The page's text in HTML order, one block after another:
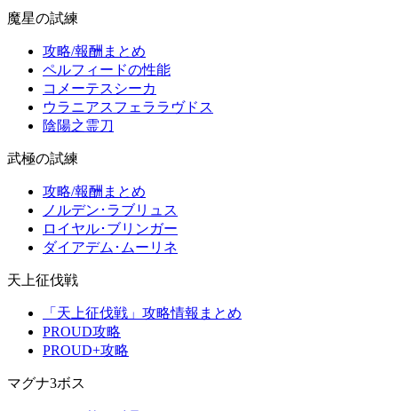
魔星の試練
攻略/報酬まとめ
ペルフィードの性能
コメーテスシーカ
ウラニアスフェララヴドス
陰陽之霊刀
武極の試練
攻略/報酬まとめ
ノルデン･ラブリュス
ロイヤル･ブリンガー
ダイアデム･ムーリネ
天上征伐戦
「天上征伐戦」攻略情報まとめ
PROUD攻略
PROUD+攻略
マグナ3ボス